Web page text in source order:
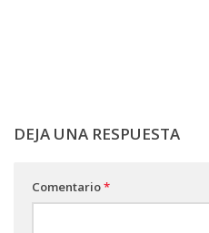
DEJA UNA RESPUESTA
Comentario*